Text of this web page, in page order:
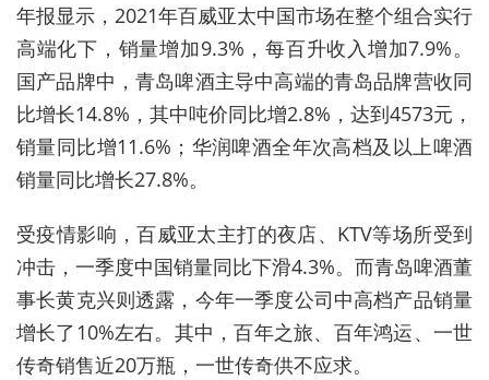
年报显示，2021年百威亚太中国市场在整个组合实行
高端化下，销量增加9.3%，每百升收入增加7.9%。
国产品牌中，青岛啤酒主导中高端的青岛品牌营收同
比增长14.8%，其中吨价同比增2.8%，达到4573元，
销量同比增11.6%；华润啤酒全年次高档及以上啤酒
销量同比增长27.8%。
受疫情影响，百威亚太主打的夜店、KTV等场所受到
冲击，一季度中国销量同比下滑4.3%。而青岛啤酒董
事长黄克兴则透露，今年一季度公司中高档产品销量
增长了10%左右。其中，百年之旅、百年鸿运、一世
传奇销售近20万瓶，一世传奇供不应求。